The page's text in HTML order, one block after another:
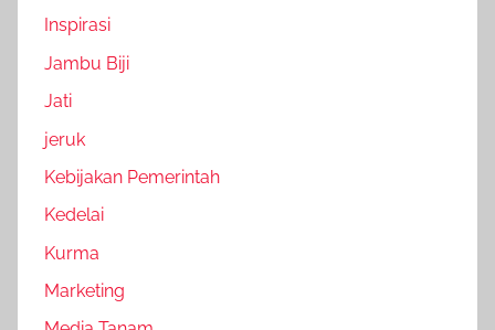
Inspirasi
Jambu Biji
Jati
jeruk
Kebijakan Pemerintah
Kedelai
Kurma
Marketing